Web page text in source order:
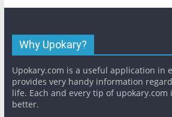
Why Upokary?
Upokary.com is a useful application in
provides very handy information
life. Each and every tip of upokary.com
better.